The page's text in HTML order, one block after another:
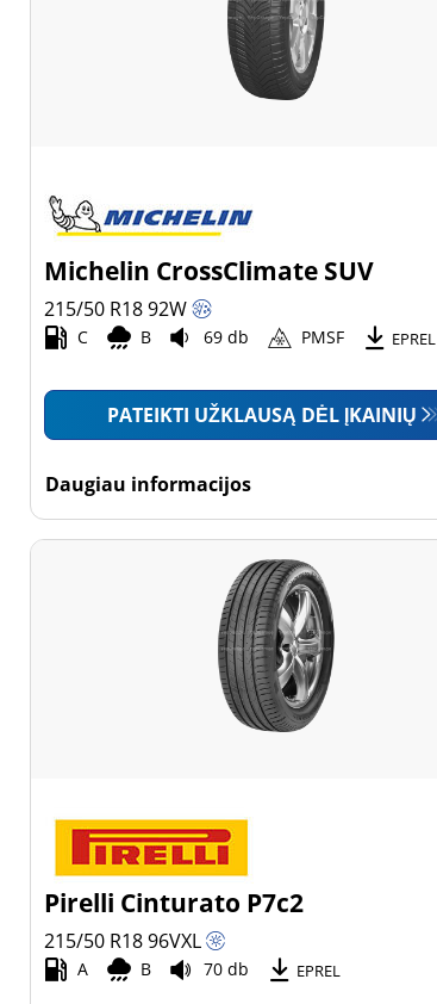
Michelin CrossClimate SUV
215/50 R1892W
C B 69 db PMSF EPREL
PATEIKTI UŽKLAUSĄ DĖL ĮKAINIŲ
Daugiau informacijos
Pirelli Cinturato P7c2
215/50 R1896VXL
A B 70 db EPREL